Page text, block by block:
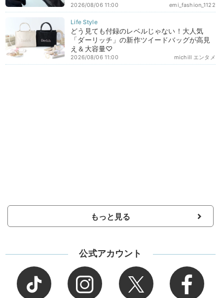
emi_fashion_1122
2026/08/06 11:00
どう見ても付録のレベルじゃない！大人気
「ダーリッチ」の新作ツイードバッグが高見
え＆大容量♡
michill エンタメ
2026/08/06 11:00
もっと見る
公式アカウント